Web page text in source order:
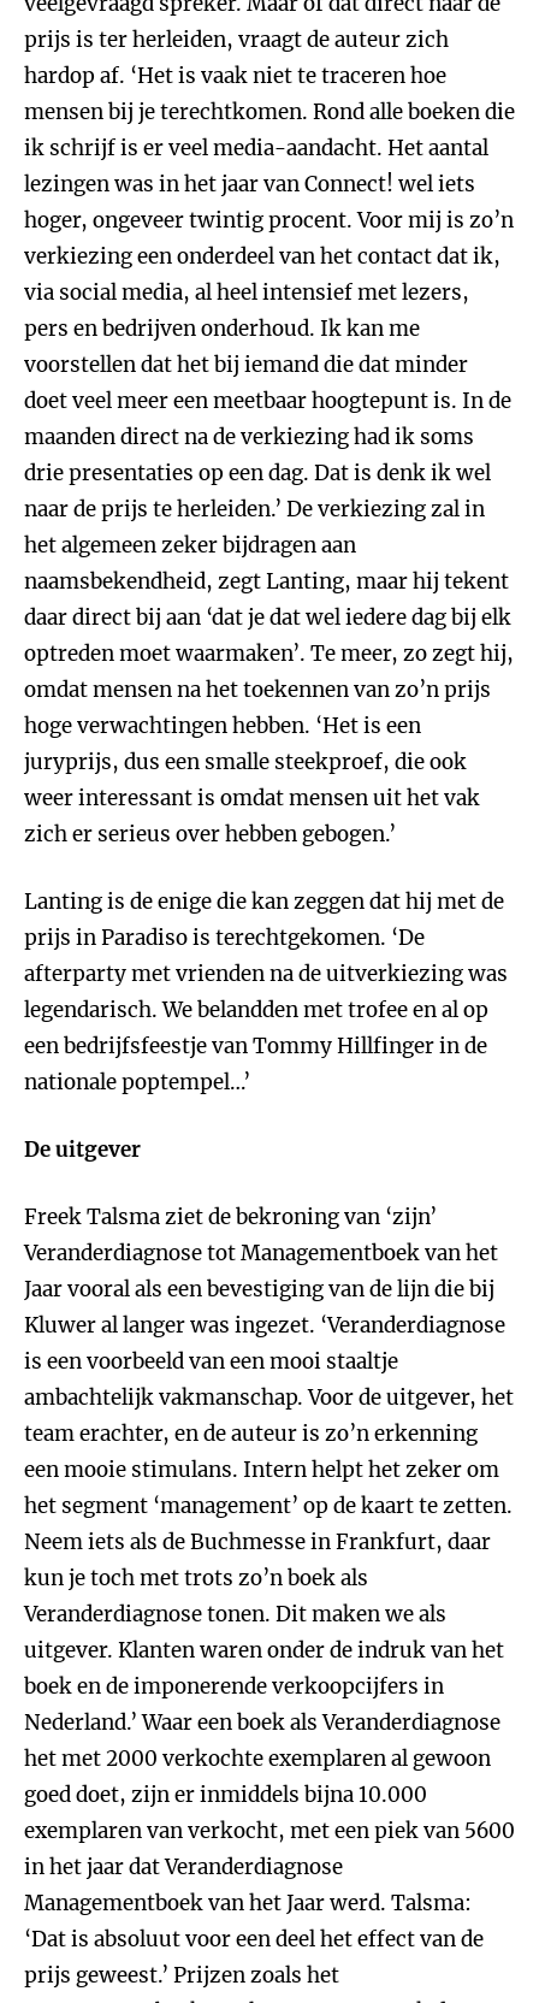
prijs is ter herleiden, vraagt de auteur zich
hardop af. ‘Het is vaak niet te traceren hoe
mensen bij je terechtkomen. Rond alle boeken die
ik schrijf is er veel media-aandacht. Het aantal
lezingen was in het jaar van Connect! wel iets
hoger, ongeveer twintig procent. Voor mij is zo’n
verkiezing een onderdeel van het contact dat ik,
via social media, al heel intensief met lezers,
pers en bedrijven onderhoud. Ik kan me
voorstellen dat het bij iemand die dat minder
doet veel meer een meetbaar hoogtepunt is. In de
maanden direct na de verkiezing had ik soms
drie presentaties op een dag. Dat is denk ik wel
naar de prijs te herleiden.’ De verkiezing zal in
het algemeen zeker bijdragen aan
naamsbekendheid, zegt Lanting, maar hij tekent
daar direct bij aan ‘dat je dat wel iedere dag bij elk
optreden moet waarmaken’. Te meer, zo zegt hij,
omdat mensen na het toekennen van zo’n prijs
hoge verwachtingen hebben. ‘Het is een
juryprijs, dus een smalle steekproef, die ook
weer interessant is omdat mensen uit het vak
zich er serieus over hebben gebogen.’
Lanting is de enige die kan zeggen dat hij met de
prijs in Paradiso is terechtgekomen. ‘De
afterparty met vrienden na de uitverkiezing was
legendarisch. We belandden met trofee en al op
een bedrijfsfeestje van Tommy Hillfinger in de
nationale poptempel…’
De uitgever
Freek Talsma ziet de bekroning van ‘zijn’
Veranderdiagnose tot Managementboek van het
Jaar vooral als een bevestiging van de lijn die bij
Kluwer al langer was ingezet. ‘Veranderdiagnose
is een voorbeeld van een mooi staaltje
ambachtelijk vakmanschap. Voor de uitgever, het
team erachter, en de auteur is zo’n erkenning
een mooie stimulans. Intern helpt het zeker om
het segment ‘management’ op de kaart te zetten.
Neem iets als de Buchmesse in Frankfurt, daar
kun je toch met trots zo’n boek als
Veranderdiagnose tonen. Dit maken we als
uitgever. Klanten waren onder de indruk van het
boek en de imponerende verkoopcijfers in
Nederland.’ Waar een boek als Veranderdiagnose
het met 2000 verkochte exemplaren al gewoon
goed doet, zijn er inmiddels bijna 10.000
exemplaren van verkocht, met een piek van 5600
in het jaar dat Veranderdiagnose
Managementboek van het Jaar werd. Talsma:
‘Dat is absoluut voor een deel het effect van de
prijs geweest.’ Prijzen zoals het